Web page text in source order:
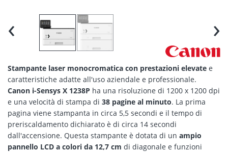
‹ ›
Stampante laser monocromatica con prestazioni elevate e
caratteristiche adatte all'uso aziendale e professionale.
Canon i-Sensys X 1238P ha una risoluzione di 1200 x 1200 dpi
e una velocità di stampa di 38 pagine al minuto. La prima
pagina viene stampanta in circa 5,5 secondi e il tempo di
preriscaldamento dichiarato è di circa 14 secondi
dall'accensione. Questa stampante è dotata di un ampio
pannello LCD a colori da 12,7 cm di diagonale e funzioni